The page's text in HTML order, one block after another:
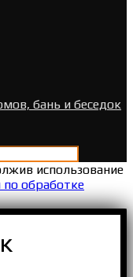
бань и беседок
использование
обработке